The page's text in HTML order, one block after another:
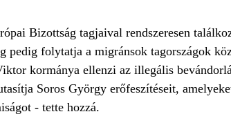
Bizottság tagjaival rendszeresen
pedig folytatja a migránsok tagországok
kormánya ellenzi az illegális
Soros György erőfeszítéseit,
- tette hozzá.